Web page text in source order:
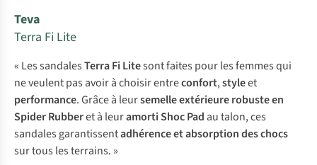
Teva
Terra Fi Lite
« Les sandalesTerra Fi Litesont faites pour les femmes qui
ne veulent pas avoir à choisir entreconfort,styleet
performance. Grâce à leursemelle extérieure robuste en
Spider Rubberet à leuramortiShoc Pad au talon, ces
sandales garantissentadhérence et absorption des chocs
sur tous les terrains. »